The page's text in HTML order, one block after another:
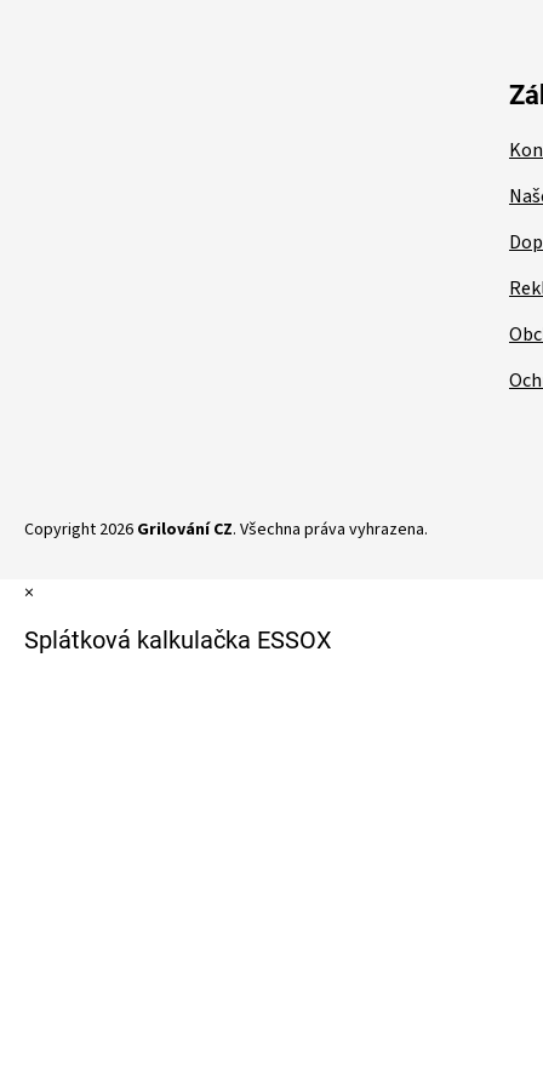
Copyright 2026 Grilování CZ. Všechna práva vyhrazena.
×
Splátková kalkulačka ESSOX